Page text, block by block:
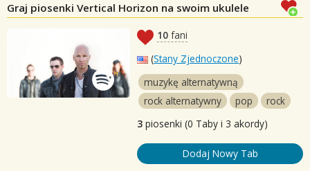
Graj piosenki Vertical Horizon na swoim ukulele
10 fani
(Stany Zjednoczone)
muzykę alternatywną
rock alternatywny
pop
rock
3 piosenki (0 Taby i 3 akordy)
Dodaj Nowy Tab